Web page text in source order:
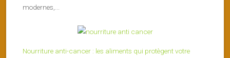
modernes,...
Nourriture anti-cancer : les aliments qui protègent votre